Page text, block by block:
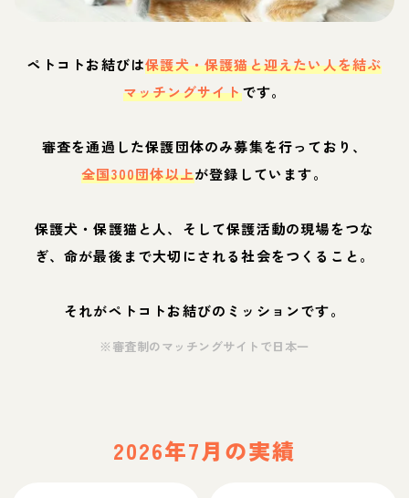
ペトコトお結びは保護犬・保護猫と迎えたい人を結ぶ
マッチングサイトです。
審査を通過した保護団体のみ募集を行っており、
全国300団体以上が登録しています。
保護犬・保護猫と人、そして保護活動の現場をつな
ぎ、命が最後まで大切にされる社会をつくること。
それがペトコトお結びのミッションです。
※審査制のマッチングサイトで日本一
2026年7月の実績